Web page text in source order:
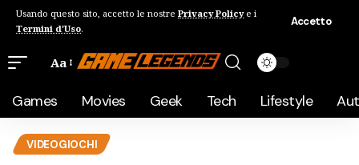
Usando questo sito, accetto le nostre Privacy Policye i
Termini d'Uso.
Accetto
Aa
Games Movies Geek Tech Lifestyle
VIDEOGIOCHI